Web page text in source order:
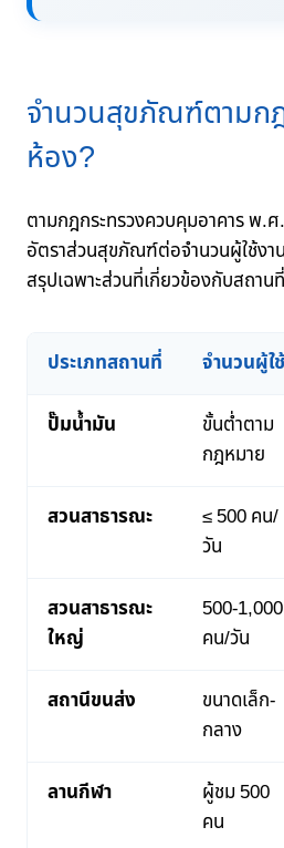
จำนวนสุขภัณฑ์ตามก
ห้อง?
ตามกฎกระทรวงควบคุมอาคาร พ.
อัตราส่วนสุขภัณฑ์ต่อจำนวนผู้ใช้งาน
สรุปเฉพาะส่วนที่เกี่ยวข้องกับสถาน
ประเภทสถานที่ จำนวนผู้ใช้
ปั๊มน้ำมัน
ขั้นต่ำตาม
กฎหมาย
สวนสาธารณะ
≤ 500 คน/
วัน
สวนสาธารณะ
ใหญ่
500-1,000
คน/วัน
สถานีขนส่ง
ขนาดเล็ก-
กลาง
ลานกีฬา
ผู้ชม 500
คน